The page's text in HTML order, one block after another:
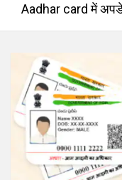
Aadhar card में